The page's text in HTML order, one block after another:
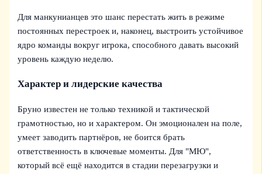
Для манкунианцев это шанс перестать жить в режиме
постоянных перестроек и, наконец, выстроить устойчивое
ядро команды вокруг игрока, способного давать высокий
уровень каждую неделю.
Характер и лидерские качества
Бруно известен не только техникой и тактической
грамотностью, но и характером. Он эмоционален на поле,
умеет заводить партнёров, не боится брать
ответственность в ключевые моменты. Для "МЮ",
который всё ещё находится в стадии перезагрузки и